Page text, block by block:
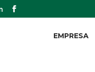
EMPRESA